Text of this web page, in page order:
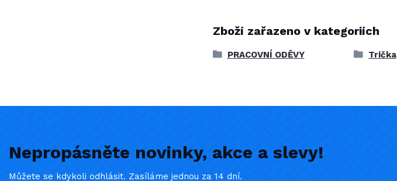
Zboží zařazeno v kategoriích
PRACOVNÍ ODĚVY Trička
Nepropásněte novinky, akce a slevy!
Můžete se kdykoli odhlásit. Zasíláme jednou za 14 dní.